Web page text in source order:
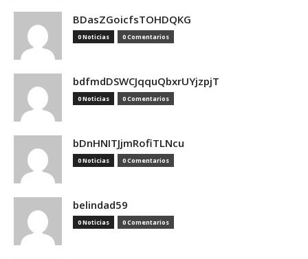
BDasZGoicfsTOHDQKG
0 Noticias 0 Comentarios
bdfmdDSWCJqquQbxrUYjzpjT
0 Noticias 0 Comentarios
bDnHNITJjmRofiTLNcu
0 Noticias 0 Comentarios
belindad59
0 Noticias 0 Comentarios